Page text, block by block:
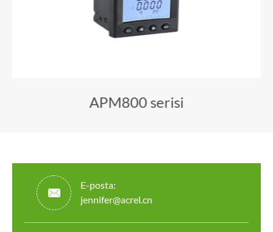
APM800 serisi

E-posta:
jennifer@acrel.cn